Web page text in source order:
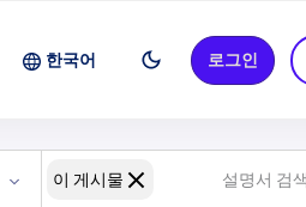
한국어 로그인
이 게시물